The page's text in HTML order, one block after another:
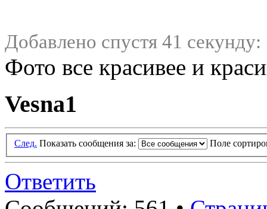
Добавлено спустя 41 секунду:
Фото все красивее и
Vesna1
След. Показать сообщения за: Поле
Ответить